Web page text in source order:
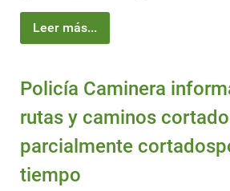
Leer más...
Policía Caminera
rutas y caminos
parcialmente
tiempo